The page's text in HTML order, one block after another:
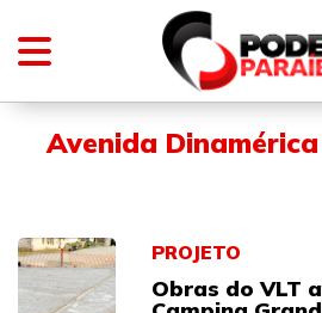
Avenida Dinamérica
PROJETO
Obras do VLT